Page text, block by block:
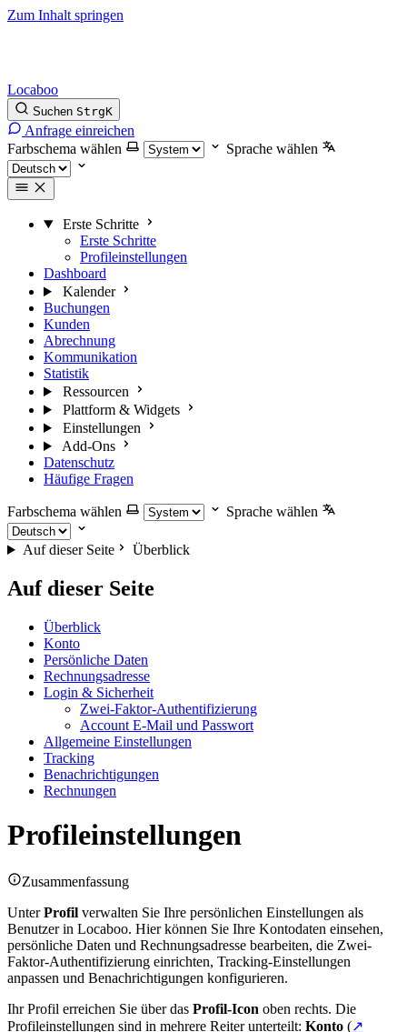
Zum Inhalt springen
Locaboo
Suchen StrgK
Anfrage einreichen
Farbschema wählen
Sprache wählen
Erste Schritte
Erste Schritte
Profileinstellungen
Dashboard
Kalender
Buchungen
Kunden
Abrechnung
Kommunikation
Statistik
Ressourcen
Plattform & Widgets
Einstellungen
Add-Ons
Datenschutz
Häufige Fragen
Farbschema wählen Sprache wählen
Auf dieser Seite Überblick
Auf dieser Seite
Überblick
Konto
Persönliche Daten
Rechnungsadresse
Login & Sicherheit
Zwei-Faktor-Authentifizierung
Account E-Mail und Passwort
Allgemeine Einstellungen
Tracking
Benachrichtigungen
Rechnungen
Profileinstellungen
Zusammenfassung
UnterProfil verwalten Sie Ihre persönlichen Einstellungen als
Benutzer in Locaboo. Hier können Sie Ihre Kontodaten einsehen,
persönliche Daten und Rechnungsadresse bearbeiten, die Zwei-
Faktor-Authentifizierung einrichten, Tracking-Einstellungen
anpassen und Benachrichtigungen konfigurieren.
Ihr Profil erreichen Sie über das Profil-Icon oben rechts. Die
Profileinstellungen sind in mehrere Reiter unterteilt: Konto (↗